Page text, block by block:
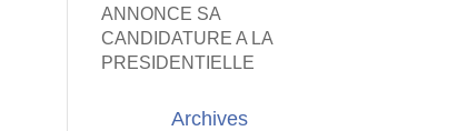
ANNONCE SA
CANDIDATURE A LA
PRESIDENTIELLE
Archives